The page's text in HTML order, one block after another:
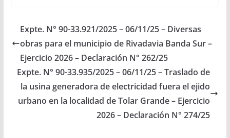
Consolidación y
Enripiado del Camino
Vecinal en el tramo
comprendido desde el
empalme de la…
Expte. N° 90-33.921/2025 – 06/11/25 – Diversas
obras para el municipio de Rivadavia Banda Sur –
Ejercicio 2026 – Declaración N° 262/25
Expte. N° 90-33.935/2025 – 06/11/25 – Traslado de
la usina generadora de electricidad fuera el ejido
urbano en la localidad de Tolar Grande – Ejercicio
2026 – Declaración N° 274/25